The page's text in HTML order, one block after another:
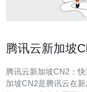
腾讯云新加坡
腾讯云新加坡CN2：快速
加坡CN2是腾讯云在